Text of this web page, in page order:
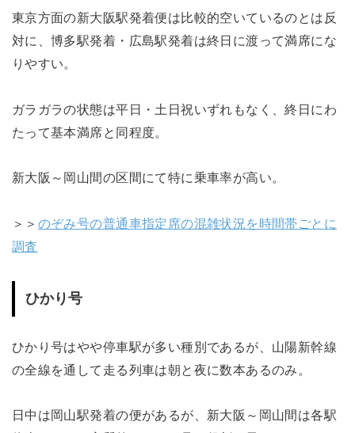
東京方面の新大阪駅発着便は比較的空いているのとは反
対に、博多駅発着・広島駅発着は終日に渡って満席にな
りやすい。
ガラガラの状態は平日・土日祝いずれもなく、終日にわ
たって基本満席と同程度。
新大阪～岡山間の区間にて特に乗車率が高い。
＞＞ のぞみ号の普通車指定席の混雑状況を時間帯ごとに
調査
ひかり号
ひかり号はやや停車駅が多い種別であるが、山陽新幹線
の全線を通して走る列車は朝と夜に数本あるのみ。
日中は岡山駅発着の便があるが、新大阪～岡山間は各駅